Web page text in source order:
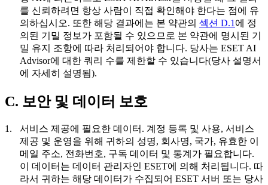
를 신뢰하려면 항상 사람이 직접 확인해야 한다는 점에 유
의하십시오. 또한 해당 결과에는 본 약관의 섹션 D.1에 정
의된 기밀 정보가 포함될 수 있으므로 본 약관에 명시된 기
밀 유지 조항에 따라 처리되어야 합니다. 당사는 ESET AI
Advisor에 대한 쿼리 수를 제한할 수 있습니다(당사 설명서
에 자세히 설명됨).
C. 보안 및 데이터 보호
1. 서비스 제공에 필요한 데이터. 계정 등록 및 사용, 서비스
제공 및 운영을 위해 귀하의 성명, 회사명, 국가, 유효한 이
메일 주소, 전화번호, 구독 데이터 및 통계가 필요합니다.
이 데이터는 데이터 관리자인 ESET에 의해 처리됩니다. 따
라서 귀하는 해당 데이터가 수집되어 ESET 서버 또는 당사